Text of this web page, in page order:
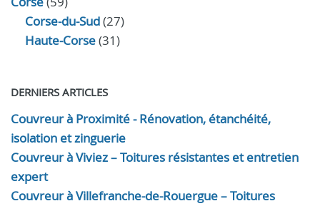
Corse-du-Sud(27)
Haute-Corse(31)
DERNIERS ARTICLES
Couvreur à Proximité - Rénovation, étanchéité,
isolation et zinguerie
Couvreur à Viviez – Toitures résistantes et entretien
expert
Couvreur à Villefranche-de-Rouergue – Toitures